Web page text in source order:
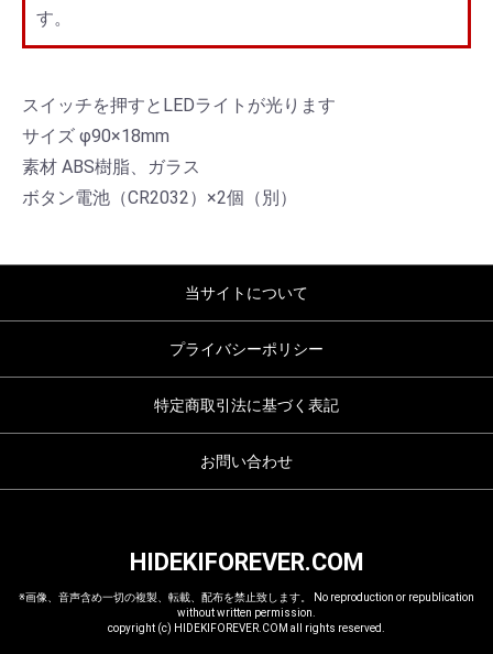
す。
スイッチを押すとLEDライトが光ります
サイズ φ90×18mm
素材 ABS樹脂、ガラス
ボタン電池（CR2032）×2個（別）
当サイトについて
プライバシーポリシー
特定商取引法に基づく表記
お問い合わせ
HIDEKIFOREVER.COM
※画像、音声含め一切の複製、転載、配布を禁止致します。 No reproduction or republication
without written permission.
copyright (c) HIDEKIFOREVER.COM all rights reserved.